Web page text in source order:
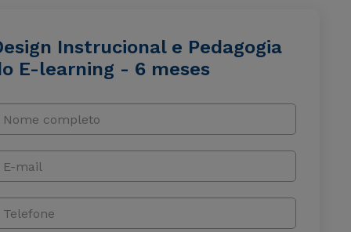
Instrucional e Pedagogia
E-learning - 6 meses
Nome completo
E-mail
Telefone